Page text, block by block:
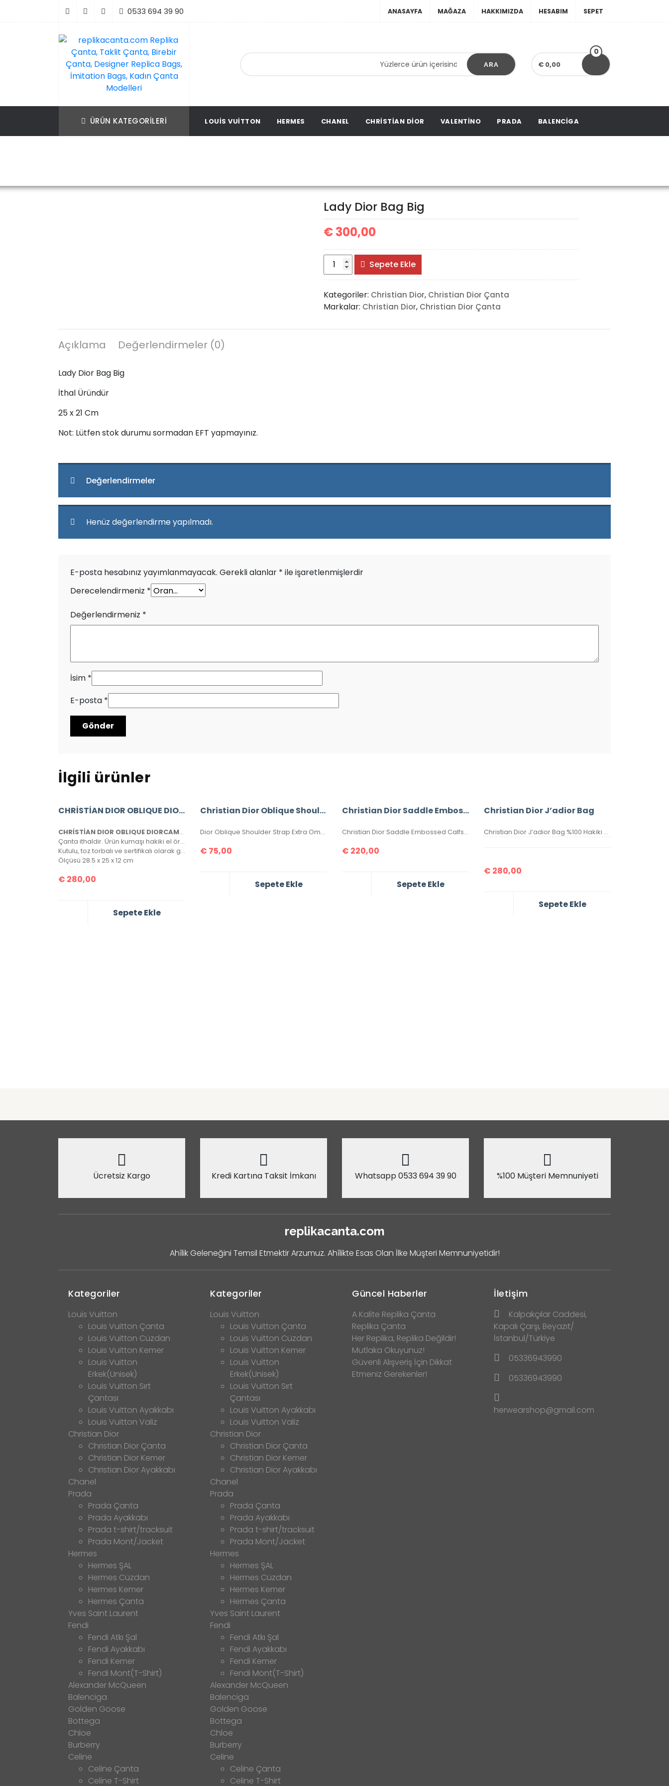
0533 694 39 90 ANASAYFA MAĞAZA HAKKIMIZDA HESABIM SEPET
Bags, Kadın Çanta Modelleri
ARA € 0,00
0
ÜRÜN KATEGORILERI LOUIS VUITTON HERMES CHANEL CHRISTIAN DIOR VALENTINO PRADA BALENCIGA
Lady Dior Bag Big
€300,00
Lady
Dior
Bag
Big
adet
Sepete Ekle
Kategoriler: Christian Dior, Christian Dior Çanta
Markalar: Christian Dior, Christian Dior Çanta
Açıklama Değerlendirmeler (0)
Lady Dior Bag Big
İthal Üründür
25 x 21 Cm
Not: Lütfen stok durumu sormadan EFT yapmayınız.
Değerlendirmeler
Henüz değerlendirme yapılmadı.
E-posta hesabınız yayımlanmayacak. Gerekli alanlar * ile işaretlenmişlerdir
Derecelendirmeniz *
Değerlendirmeniz *
İsim *
E-posta *
İlgili ürünler
CHRİSTİAN DIOR OBLIQUE DIORCAMP MESSENGER BAG
CHRİSTİAN DIOR OBLIQUE DIORCAMP MESSENGER BAG
Çanta ithaldir. Ürün kumaşı hakiki el örgüsüdür, tamamen birebirdir.
Kutulu, toz torbalı ve sertifikalı olarak gönderilecektir.
Ölçüsü 28.5 x 25 x 12 cm
€ 280,00
Sepete Ekle
Christian Dior Oblique Shoulder Strap extra
Dior Oblique Shoulder Strap Extra Omuz Askısı. Dokuma hasır örgü ,antik görünümlü aksesuar ,birleşim kısmı hakiki deridir. Ölçüsü 95×5 cm , kutulu, sertifikalıdır.
€ 75,00
Sepete Ekle
Christian Dior Saddle Embossed Calfskin Bag
Christian Dior Saddle Embossed Calfskin Bag %100 Hakiki Deri. Elde, kolda veya omuzda taşımaya uygundur. Yüksek kalite, işçilikli, tamamen birebir üründür.Seri numaralıdır.Ebatı 25x20x6 cm dir. Kutulu, toz torbalı, sertifikalıdır.
€ 220,00
Sepete Ekle
Christian Dior J’adior Bag
Christian Dior J’adior Bag %100 Hakiki Deri. Yüksek kalite, hakiki deri, ithal aksesuarlı, birebir üründür. Ebatı 26×17 cm dir. Kutulu, toz torbalı, sertifikalıdır.
€ 280,00
Sepete Ekle
Ücretsiz Kargo Kredi Kartına Taksit İmkanı Whatsapp 0533 694 39 90 %100 Müşteri Memnuniyeti
replikacanta.com
Ahîlik Geleneğini Temsil Etmektir Arzumuz. Ahîlikte Esas Olan İlke Müşteri Memnuniyetidir!
Kategoriler
Louis Vuitton
Louis Vuitton Çanta
Louis Vuitton Cüzdan
Louis Vuitton Kemer
Louis Vuitton
Erkek(Unisek)
Louis Vuitton Sırt
Çantası
Louis Vuitton Ayakkabı
Louis Vuitton Valiz
Christian Dior
Christian Dior Çanta
Christian Dior Kemer
Christian Dior Ayakkabı
Chanel
Prada
Prada Çanta
Prada Ayakkabı
Prada t-shirt/tracksuit
Prada Mont/Jacket
Hermes
Hermes ŞAL
Hermes Cüzdan
Hermes Kemer
Hermes Çanta
Yves Saint Laurent
Fendi
Fendi Atkı Şal
Fendi Ayakkabı
Fendi Kemer
Fendi Mont(T-Shirt)
Alexander McQueen
Balenciga
Golden Goose
Bottega
Chloe
Burberry
Celine
Celine Çanta
Celine T-Shirt
Kategoriler
Louis Vuitton
Louis Vuitton Çanta
Louis Vuitton Cüzdan
Louis Vuitton Kemer
Louis Vuitton
Erkek(Unisek)
Louis Vuitton Sırt
Çantası
Louis Vuitton Ayakkabı
Louis Vuitton Valiz
Christian Dior
Christian Dior Çanta
Christian Dior Kemer
Christian Dior Ayakkabı
Chanel
Prada
Prada Çanta
Prada Ayakkabı
Prada t-shirt/tracksuit
Prada Mont/Jacket
Hermes
Hermes ŞAL
Hermes Cüzdan
Hermes Kemer
Hermes Çanta
Yves Saint Laurent
Fendi
Fendi Atkı Şal
Fendi Ayakkabı
Fendi Kemer
Fendi Mont(T-Shirt)
Alexander McQueen
Balenciga
Golden Goose
Bottega
Chloe
Burberry
Celine
Celine Çanta
Celine T-Shirt
Güncel Haberler
A Kalite Replika Çanta
Replika Çanta
Her Replika, Replika Değildir!
Mutlaka Okuyunuz!
Güvenli Alışveriş İçin Dikkat
Etmeniz Gerekenler!
İletişim
Kalpakçılar Caddesi,
Kapalı Çarşı, Beyazıt/
İstanbul/Türkiye
05336943990
05336943990
herwearshop@gmail.com